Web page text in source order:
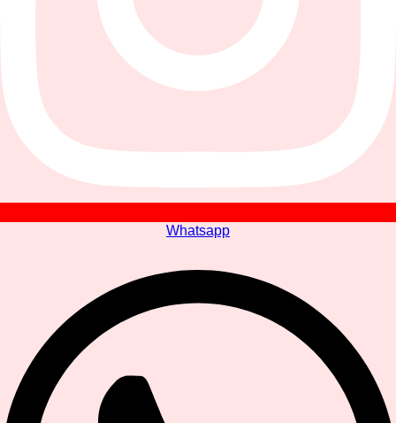
Whatsapp